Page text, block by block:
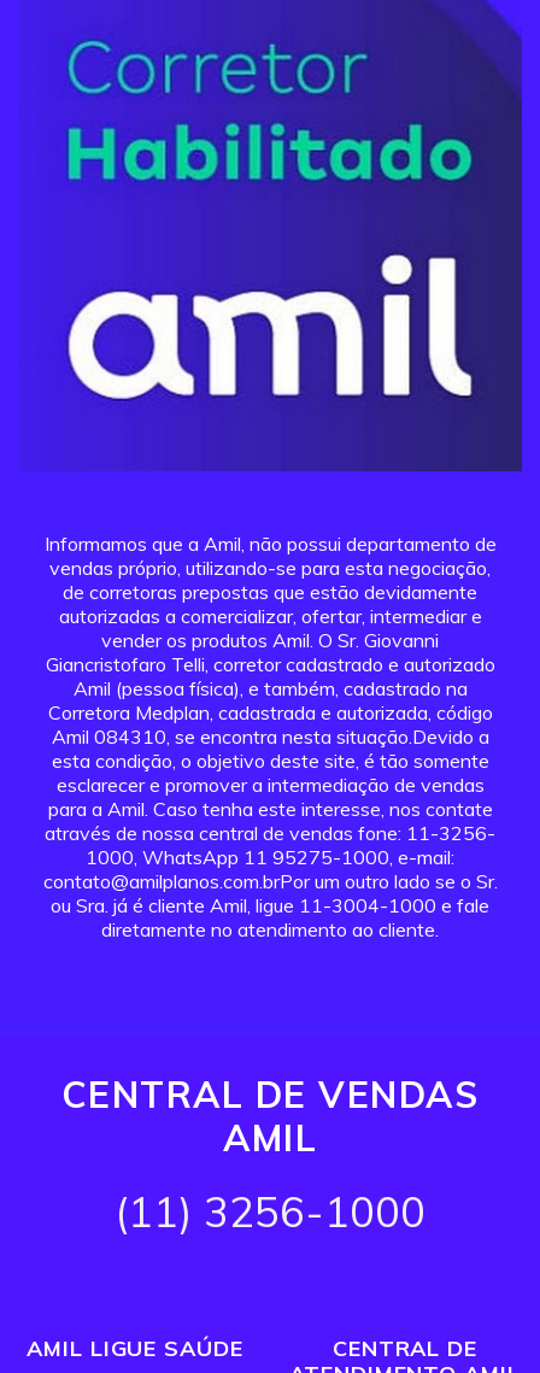
Informamos que a Amil, não possui departamento de
vendas próprio, utilizando-se para esta negociação,
de corretoras prepostas que estão devidamente
autorizadas a comercializar, ofertar, intermediar e
vender os produtos Amil. O Sr. Giovanni
Giancristofaro Telli, corretor cadastrado e autorizado
Amil (pessoa física), e também, cadastrado na
Corretora Medplan, cadastrada e autorizada, código
Amil 084310, se encontra nesta situação.Devido a
esta condição, o objetivo deste site, é tão somente
esclarecer e promover a intermediação de vendas
para a Amil. Caso tenha este interesse, nos contate
através de nossa central de vendas fone: 11-3256-
1000, WhatsApp 11 95275-1000, e-mail:
contato@amilplanos.com.brPor um outro lado se o Sr.
ou Sra. já é cliente Amil, ligue 11-3004-1000 e fale
diretamente no atendimento ao cliente.
CENTRAL DE VENDAS
AMIL
(11) 3256-1000
AMIL LIGUE SAÚDE
CENTRAL DE